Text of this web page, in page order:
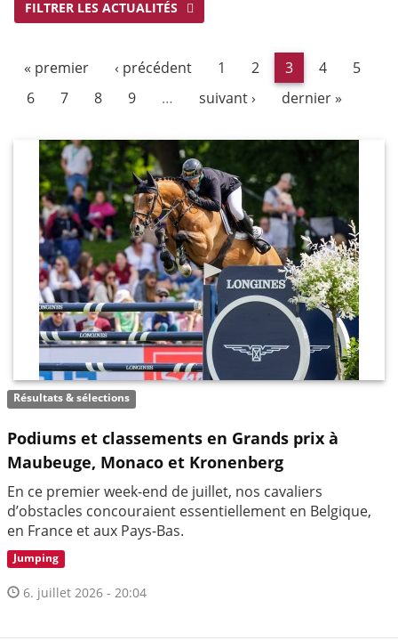
FILTRER LES ACTUALITÉS
« premier ‹ précédent 1 2 3 4
5
6
7 8 9 … suivant › dernier »
Résultats & sélections
Podiums et classements en Grands prix à
Maubeuge, Monaco et Kronenberg
En ce premier week-end de juillet, nos cavaliers
d’obstacles concouraient essentiellement en Belgique,
en France et aux Pays-Bas.
Jumping
6. juillet 2026 - 20:04